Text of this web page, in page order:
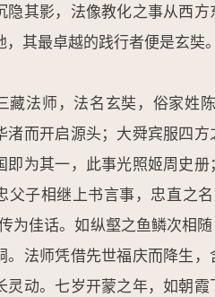
隐其影，法像教化之事从西
，其最卓越的践行者便是玄奘。
藏法师，法名玄奘，俗家姓
渚而开启源头；大舜宾服四
即为其一，此事光照姬周史
父子相继上书言事，忠直之
为佳话。如纵壑之鱼鳞次相
。法师凭借先世福庆而降生
灵动。七岁开蒙之年，如朝